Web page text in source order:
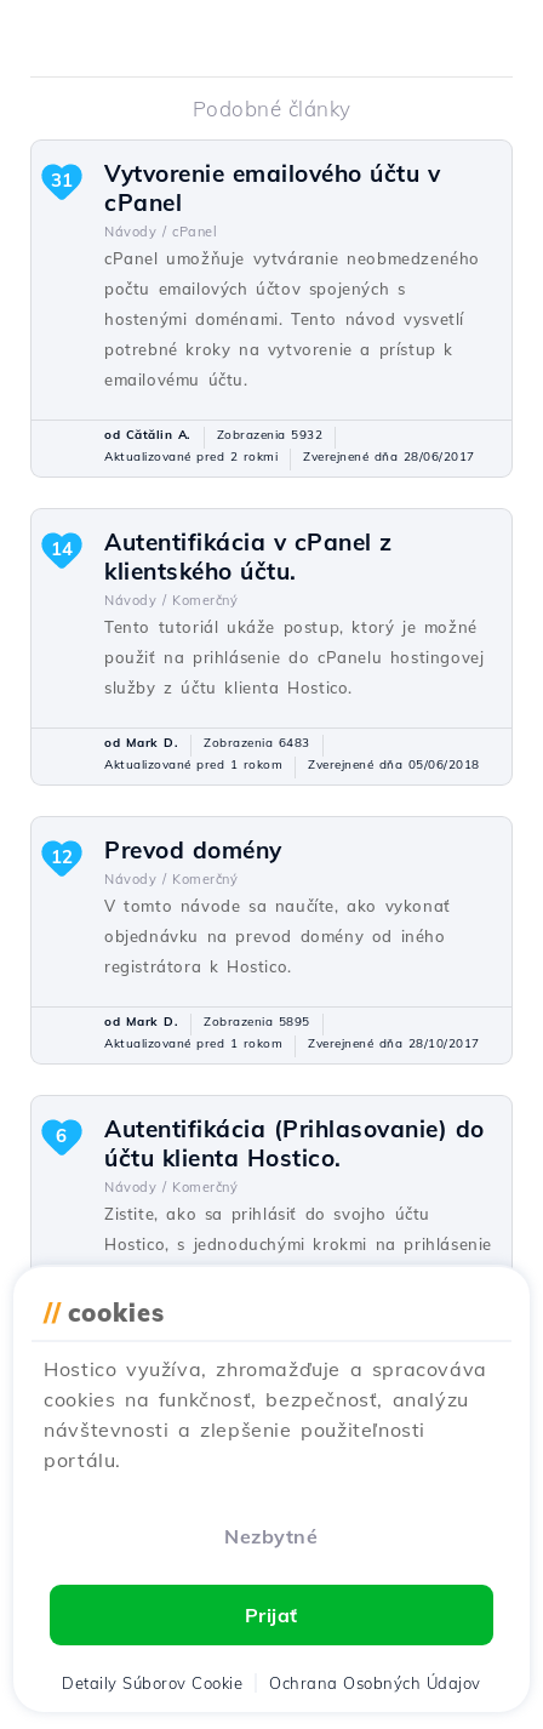
Podobné články
Vytvorenie emailového účtu v
cPanel
Návody / cPanel
cPanel umožňuje vytváranie neobmedzeného
počtu emailových účtov spojených s
hostenými doménami. Tento návod vysvetlí
potrebné kroky na vytvorenie a prístup k
emailovému účtu.
31
od Cătălin A.
Zobrazenia 5932
Aktualizované pred 2 rokmi
Zverejnené dňa 28/06/2017
Autentifikácia v cPanel z
klientského účtu.
Návody / Komerčný
Tento tutoriál ukáže postup, ktorý je možné
použiť na prihlásenie do cPanelu hostingovej
služby z účtu klienta Hostico.
14
od Mark D.
Zobrazenia 6483
Aktualizované pred 1 rokom
Zverejnené dňa 05/06/2018
Prevod domény
Návody / Komerčný
V tomto návode sa naučíte, ako vykonať
objednávku na prevod domény od iného
registrátora k Hostico.
12
od Mark D.
Zobrazenia 5895
Aktualizované pred 1 rokom
Zverejnené dňa 28/10/2017
Autentifikácia (Prihlasovanie) do
účtu klienta Hostico.
Návody / Komerčný
Zistite, ako sa prihlásiť do svojho účtu
Hostico, s jednoduchými krokmi na prihlásenie
6
Registrácia domény
Návody /
klientského účtu Hostico.
5
Zobrazenia 2196
Aktualizované pred 1 rokom
// cookies
Hostico využíva, zhromažďuje a spracováva
cookies na funkčnosť, bezpečnosť, analýzu
návštevnosti a zlepšenie použiteľnosti
portálu.
Nezbytné
Prijať
Detaily Súborov Cookie Ochrana Osobných Údajov